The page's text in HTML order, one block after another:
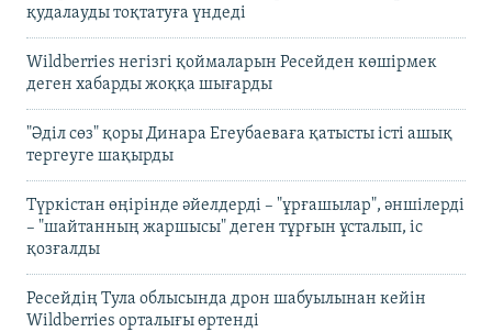
қудалауды тоқтатуға үндеді
Wildberries негізгі қоймаларын Ресейден көшірмек
деген хабарды жоққа шығарды
"Әділ сөз" қоры Динара Егеубаеваға қатысты істі ашық
тергеуге шақырды
Түркістан өңірінде әйелдерді – "ұрғашылар", әншілерді
– "шайтанның жаршысы" деген тұрғын ұсталып, іс
қозғалды
Ресейдің Тула облысында дрон шабуылынан кейін
Wildberries орталығы өртенді